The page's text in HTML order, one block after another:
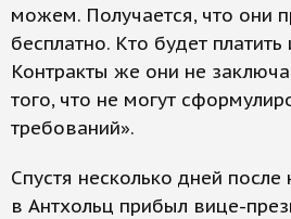
можем. Получается, что они
бесплатно. Кто будет
Контракты же они не
того, что не могут
требований».
Спустя несколько дней
в Антхольц прибыл вице-